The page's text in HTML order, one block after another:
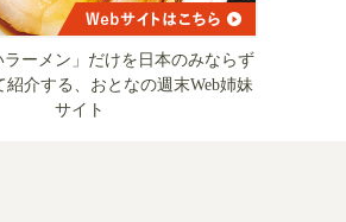
ラーメン」だけを日本のみならず
紹介する、おとなの週末Web姉妹
サイト